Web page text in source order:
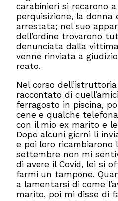
carabinieri si recarono
perquisizione, la donna
arrestata; nel suo
dell’ordine trovarono
denunciata dalla
venne rinviata a
reato.
Nel corso
raccontato di
ferragosto in piscina,
cene e qualche
con il mio ex marito e
Dopo alcuni giorni li
e poi loro ricambiarono
settembre non mi
di avere il Covid, lei si
farmi un tampone.
a lamentarsi di come
marito, poi mi disse di